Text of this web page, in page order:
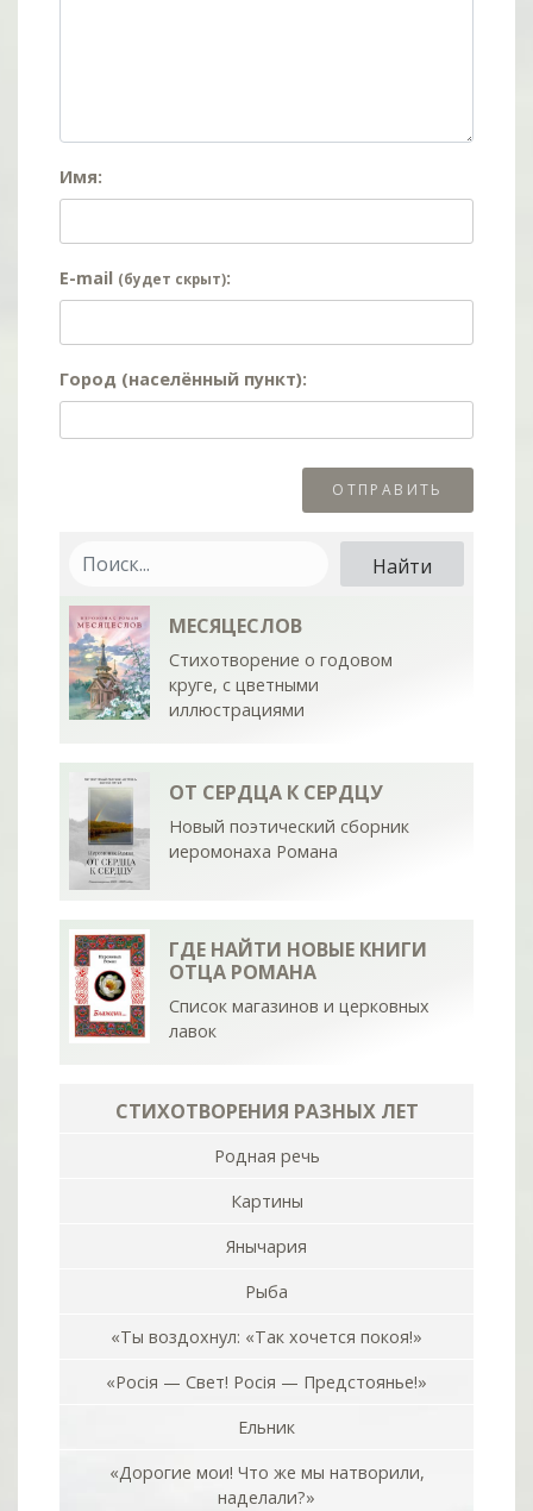
Имя:
E-mail (будет скрыт):
Город (населённый пункт):
МЕСЯЦЕСЛОВ
Стихотворение о годовом
круге, с цветными
иллюстрациями
ОТ СЕРДЦА К СЕРДЦУ
Новый поэтический сборник
иеромонаха Романа
ГДЕ НАЙТИ НОВЫЕ КНИГИ
ОТЦА РОМАНА
Список магазинов и церковных
лавок
СТИХОТВОРЕНИЯ РАЗНЫХ ЛЕТ
Родная речь
Картины
Янычария
Рыба
«Ты воздохнул: «Так хочется покоя!»
«Росiя — Свет! Росiя — Предстоянье!»
Ельник
«Дорогие мои! Что же мы натворили,
наделали?»